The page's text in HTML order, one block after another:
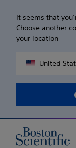
It seems that
Choose another
your location
United